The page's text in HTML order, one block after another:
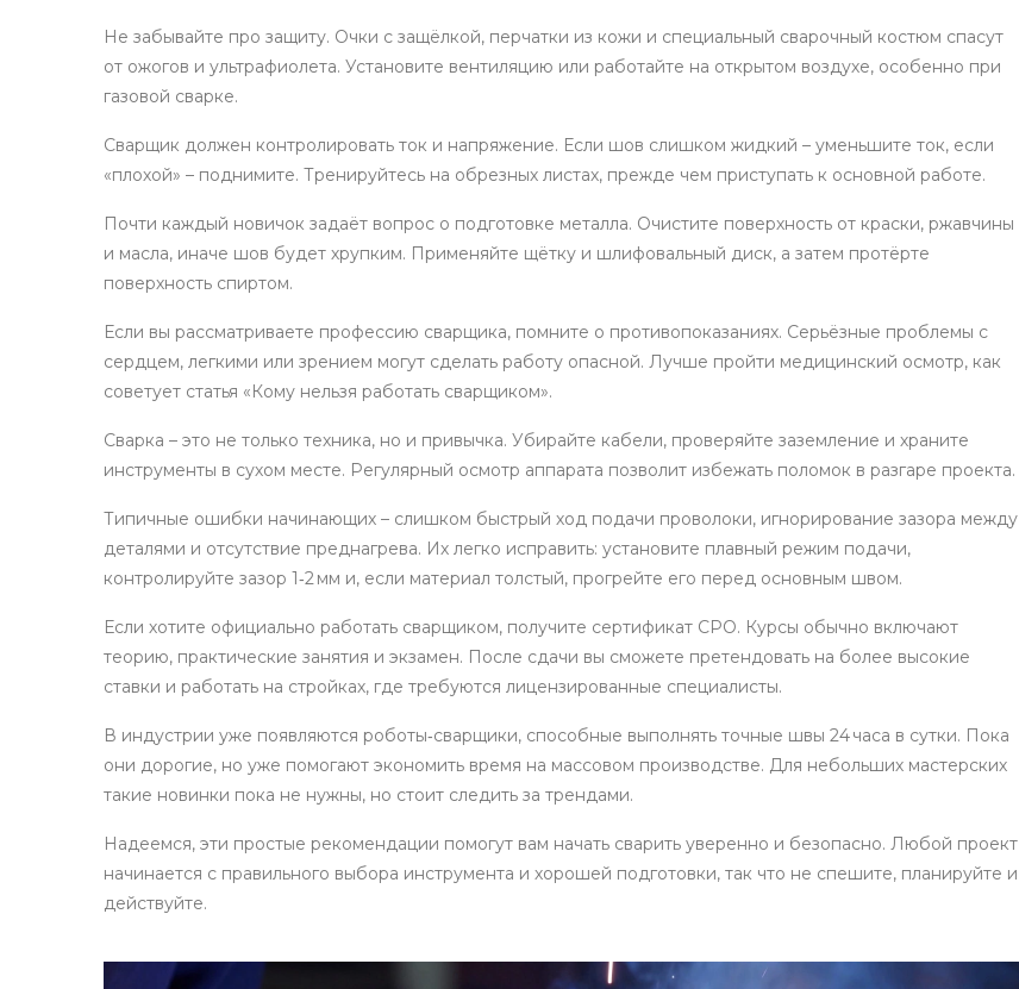
Не забывайте про защиту. Очки с защёлкой, перчатки из кожи и специальный сварочный костюм спасут
от ожогов и ультрафиолета. Установите вентиляцию или работайте на открытом воздухе, особенно при
газовой сварке.
Сварщик должен контролировать ток и напряжение. Если шов слишком жидкий – уменьшите ток, если
«плохой» – поднимите. Тренируйтесь на обрезных листах, прежде чем приступать к основной работе.
Почти каждый новичок задаёт вопрос о подготовке металла. Очистите поверхность от краски, ржавчины
и масла, иначе шов будет хрупким. Применяйте щётку и шлифовальный диск, а затем протёрте
поверхность спиртом.
Если вы рассматриваете профессию сварщика, помните о противопоказаниях. Серьёзные проблемы с
сердцем, легкими или зрением могут сделать работу опасной. Лучше пройти медицинский осмотр, как
советует статья «Кому нельзя работать сварщиком».
Сварка – это не только техника, но и привычка. Убирайте кабели, проверяйте заземление и храните
инструменты в сухом месте. Регулярный осмотр аппарата позволит избежать поломок в разгаре проекта.
Типичные ошибки начинающих – слишком быстрый ход подачи проволоки, игнорирование зазора между
деталями и отсутствие преднагрева. Их легко исправить: установите плавный режим подачи,
контролируйте зазор 1‑2 мм и, если материал толстый, прогрейте его перед основным швом.
Если хотите официально работать сварщиком, получите сертификат СРО. Курсы обычно включают
теорию, практические занятия и экзамен. После сдачи вы сможете претендовать на более высокие
ставки и работать на стройках, где требуются лицензированные специалисты.
В индустрии уже появляются роботы‑сварщики, способные выполнять точные швы 24 часа в сутки. Пока
они дорогие, но уже помогают экономить время на массовом производстве. Для небольших мастерских
такие новинки пока не нужны, но стоит следить за трендами.
Надеемся, эти простые рекомендации помогут вам начать сварить уверенно и безопасно. Любой проект
начинается с правильного выбора инструмента и хорошей подготовки, так что не спешите, планируйте и
действуйте.